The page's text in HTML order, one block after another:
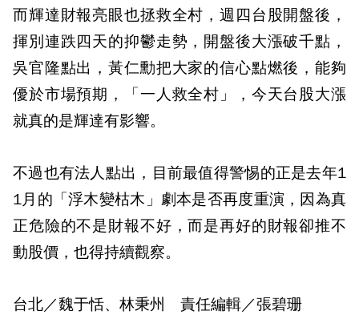
而輝達財報亮眼也拯救全村，週四台股開盤後，
揮別連跌四天的抑鬱走勢，開盤後大漲破千點，
吳官隆點出，黃仁勳把大家的信心點燃後，能夠
優於市場預期，「一人救全村」，今天台股大漲
就真的是輝達有影響。
不過也有法人點出，目前最值得警惕的正是去年1
1月的「浮木變枯木」劇本是否再度重演，因為真
正危險的不是財報不好，而是再好的財報卻推不
動股價，也得持續觀察。
台北／魏于恬、林秉州 責任編輯／張碧珊